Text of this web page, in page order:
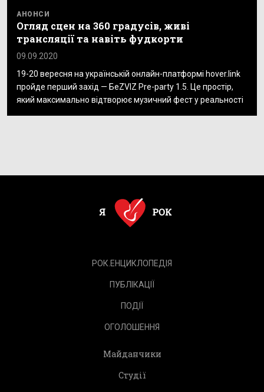
АНОНСИ
Огляд сцен на 360 градусів, живі
трансляції та навіть фудкорти
09.09.2020
19-20 вересня на українській онлайн-платформі hover.link
пройде перший захід — БеZVIZ Pre-party 1.5. Це простір,
який максимально відтворює музичний фест у реальності
РОК.ЕНЦИКЛОПЕДІЯ
ПУБЛІКАЦІЇ
ПОДІЇ
ОГОЛОШЕННЯ
Майданчики
Студії